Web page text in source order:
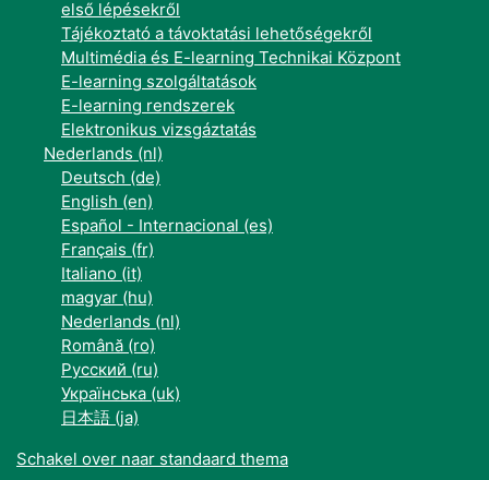
első lépésekről
Tájékoztató a távoktatási lehetőségekről
Multimédia és E-learning Technikai Központ
E-learning szolgáltatások
E-learning rendszerek
Elektronikus vizsgáztatás
Nederlands ‎(nl)‎
Deutsch ‎(de)‎
English ‎(en)‎
Español - Internacional ‎(es)‎
Français ‎(fr)‎
Italiano ‎(it)‎
magyar ‎(hu)‎
Nederlands ‎(nl)‎
Română ‎(ro)‎
Русский ‎(ru)‎
Українська ‎(uk)‎
日本語 ‎(ja)‎
Schakel over naar standaard thema